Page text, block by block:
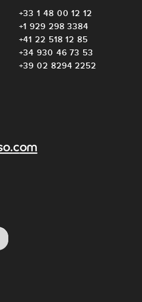
+33 1 48 00 12 12
+1 929 298 3384
+41 22 518 12 85
+34 930 46 73 53
+39 02 8294 2252